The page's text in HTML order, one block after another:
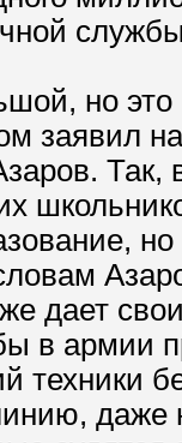
но это
заявил
Так,
дает
в армии
техники
даже